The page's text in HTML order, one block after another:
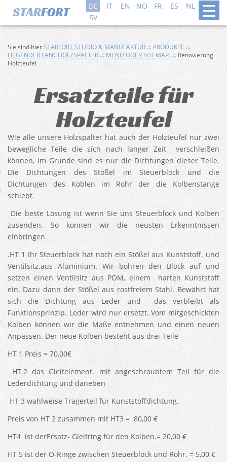
DE IT EN NO FR ES NL
DA
SV
Sie sind hierSTARFORT STUDIO & MANUFAKTUR .:. PRODUKTE .:.
LIEGENDER LANGHOLZSPALTER .:. MENÜ ODER SITEMAP. .:. Renovierung
Holzteufel
Ersatzteile für
Holzteufel
Wie alle unsere Holzspalter hat auch der Holzteufel nur zwei
bewegliche Teile die sich nach langer Zeit verschleißen
können, im Grunde sind es nur die Dichtungen dieser Teile.
Die Dichtungen des Stößel im Steuerblock und die
Dichtungen des Koblen im Rohr der die Kolbenstange
schiebt.
Die beste Lösung ist wenn Sie uns Steuerblock und Kolben
zusenden. So können wir die neusten Erkenntnissen
einbringen
.HT 1 Ihr Steuerblock hat noch ein Stößel aus Kunststoff. und
Ventilsitz.aus Aluminium. Wir bohren den Block auf und
setzen einen Ventilsitz aus POM, einem harten Kunststoff
ein. Dazu dann der Stößel aus rostfreiem Stahl. Bewährt hat
sich die Dichtung aus Leder und das verbleibt als
Funktionsprinzip. Leder wird nur ersetzt..Vom mitgeschickten
Kolben können wir die Maße entnehmen und einen neuen
Anpassen. Der neue Kolben besteht aus drei Teile
HT 1 Preis = 70,00€
HT.2 das Gleitelement. mit angeschraubtem Teil für die
Lederdichtung und daneben
HT 3 wahlweise Trägerteil für Kunststoffdichtung.
Preis von HT 2 zusammen mit HT3 = 80,00 €
HT4 ist derErsatz- Gleitring für den Kolben.= 20,00 €
HT 5 ist der O-Ringe zwischen Steuerblock und Rohr. = 5,00 €